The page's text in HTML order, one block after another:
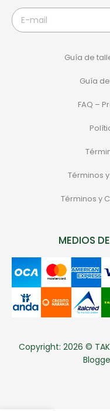
Guía de
Guía
FAQ –
Términos
Términos y
MEDIOS
Copyright: 2026 ©